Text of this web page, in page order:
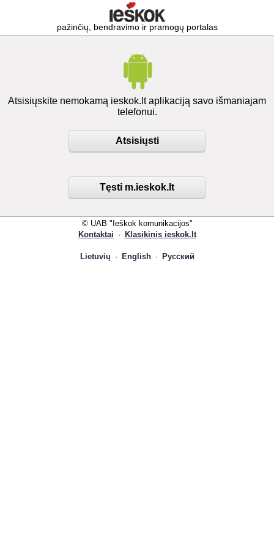
pažinčių, bendravimo ir pramogų portalas
Atsisiųskite nemokamą ieskok.lt aplikaciją savo išmaniajam
telefonui.
Atsisiųsti
Tęsti m.ieskok.lt
© UAB "Ieškok komunikacijos"
Kontaktai · Klasikinis ieskok.lt
Lietuvių · English · Русский